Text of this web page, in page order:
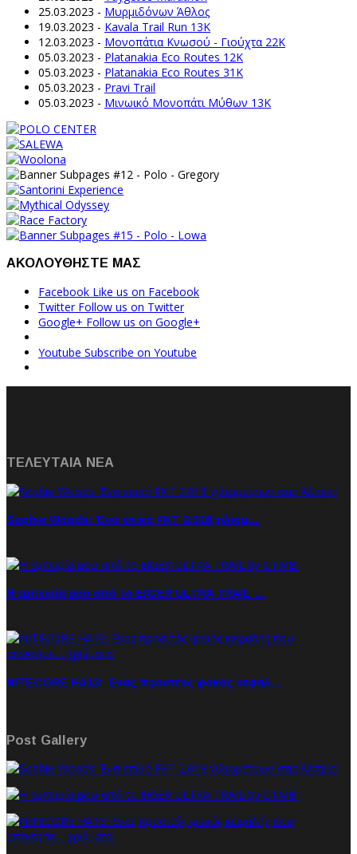
25.03.2023 - Μυρμιδόνων Άθλος
19.03.2023 - Kavala Trail Run 13K
12.03.2023 - Μονοπάτια Κνωσού - Γιούχτα 22Κ
05.03.2023 - Platanakia Eco Routes 12K
05.03.2023 - Platanakia Eco Routes 31K
05.03.2023 - Pravi Trail
05.03.2023 - Μινωικό Μονοπάτι Μύθων 13Κ
ΑΚΟΛΟΥΘΗΣΤΕ ΜΑΣ
Facebook Like us on Facebook
Twitter Follow us on Twitter
Google+ Follow us on Google+
Youtube Subscribe on Youtube
ΤΕΛΕΥΤΑΙΑ NEA
Sophie Woods: Ένα επικό FKT 2.018 χιλιομ…
Η εμπειρία μου από το EIGER ULTRA TRAIL …
NITECORE HA13: Ένας προσιτός φακός κεφαλ…
Post Gallery